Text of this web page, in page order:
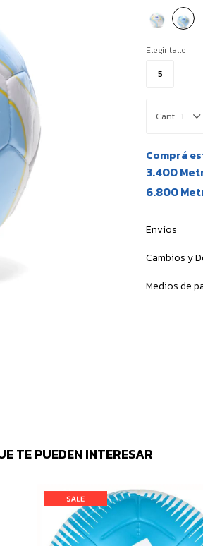
Elegir talle
5
1
Comprá
3.400
6.800
Envíos
Cambios y
Medios de
TE PUEDEN INTERESAR